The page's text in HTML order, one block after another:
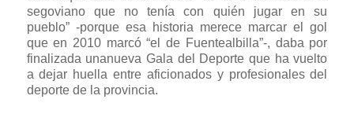
segoviano que no tenía con quién jugar en su
pueblo” -porque esa historia merece marcar el gol
que en 2010 marcó “el de Fuentealbilla”-, daba por
finalizada unanueva Gala del Deporte que ha vuelto
a dejar huella entre aficionados y profesionales del
deporte de la provincia.